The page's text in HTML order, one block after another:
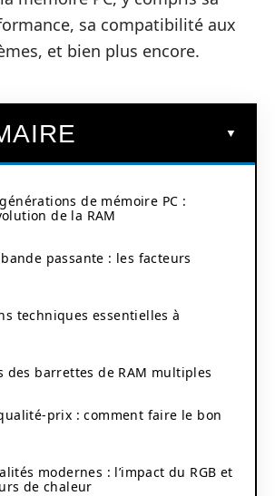
sa compatibilité aux
et bien plus encore.
de mémoire PC :
de la RAM
passante : les facteurs
techniques essentielles à
des barrettes de RAM multiples
prix : comment faire le bon
modernes : l’impact du RGB et
de chaleur